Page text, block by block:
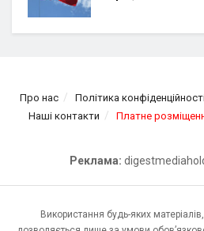
Про нас Політика
Наші контакти
Платне
Реклама:
Використання будь-яких